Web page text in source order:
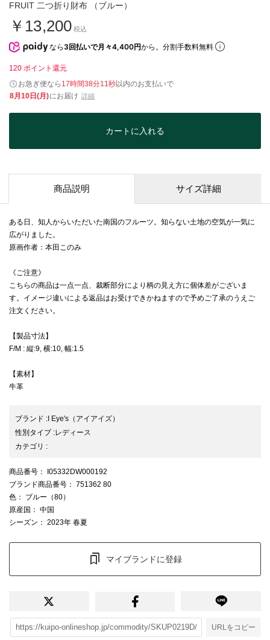
FRUIT 二つ折り財布 （ブルー）
￥13,200 税込
なら 3回払いで月々4,400円から。分割手数料無料
120 ポイント還元
お急ぎ便なら 17時間38分11秒以内のお支払いで
8月10日(月)にお届け 詳細
カートに入れる
商品説明 サイズ詳細
ある日、知人からいただいた南国のフルーツ。知らない土地の空気が一気に
広がりました。
原画作者：本田このみ
《ご注意》
こちらの商品は一点一点、裁断部分により柄の見え方に個体差がございま
す。イメージ違いによる返品はお受けできかねますので予めご了承のうえご
注文ください。
【製品寸法】
F/M : 縦:9, 横:10, 幅:1.5
【素材】
牛革
ブランド :I Eye's （アイアイズ）
性別タイプ:レディース
カテゴリ :
商品番号 ： I05332DW000192
ブランド商品番号 ： 751362 80
色 ： ブルー（80）
原産国 ： 中国
シーズン ： 2023年 春夏
マイブランドに登録
URLをコピー